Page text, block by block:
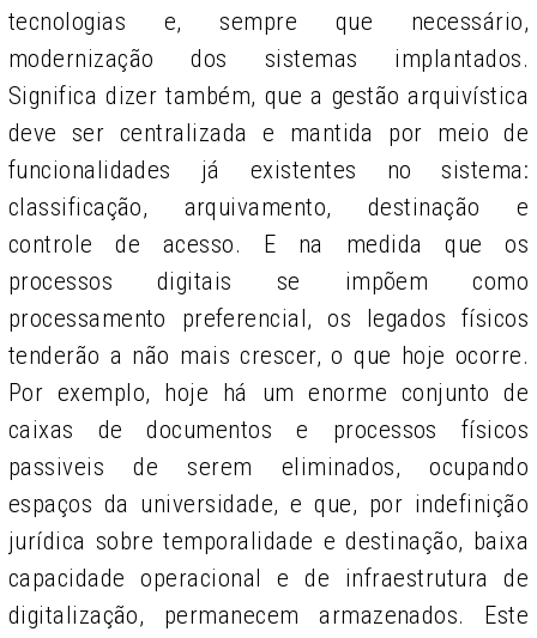
tecnologias e, sempre que necessário,
modernização dos sistemas implantados.
Significa dizer também, que a gestão arquivística
deve ser centralizada e mantida por meio de
funcionalidades já existentes no sistema:
classificação, arquivamento, destinação e
controle de acesso. E na medida que os
processos digitais se impõem como
processamento preferencial, os legados físicos
tenderão a não mais crescer, o que hoje ocorre.
Por exemplo, hoje há um enorme conjunto de
caixas de documentos e processos físicos
passiveis de serem eliminados, ocupando
espaços da universidade, e que, por indefinição
jurídica sobre temporalidade e destinação, baixa
capacidade operacional e de infraestrutura de
digitalização, permanecem armazenados. Este